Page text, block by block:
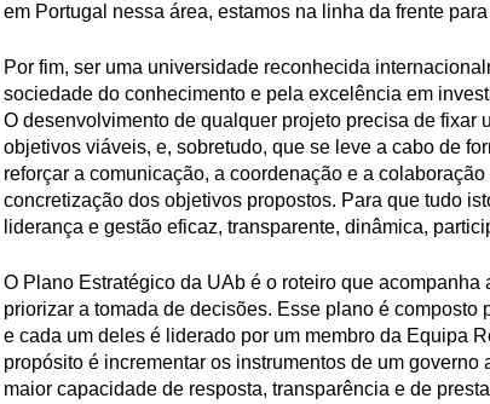
em Portugal nessa área, estamos na linha da frente para
Por fim, ser uma universidade reconhecida
sociedade do conhecimento e pela excelência em
O desenvolvimento de qualquer projeto precisa de fixar
objetivos viáveis, e, sobretudo, que se leve a cabo de
reforçar a comunicação, a coordenação e a
concretização dos objetivos propostos. Para que tudo
liderança e gestão eficaz, transparente, dinâmica,
O Plano Estratégico da UAb é o roteiro que
priorizar a tomada de decisões. Esse plano é
e cada um deles é liderado por um membro da Equipa
propósito é incrementar os instrumentos de um
maior capacidade de resposta, transparência e de